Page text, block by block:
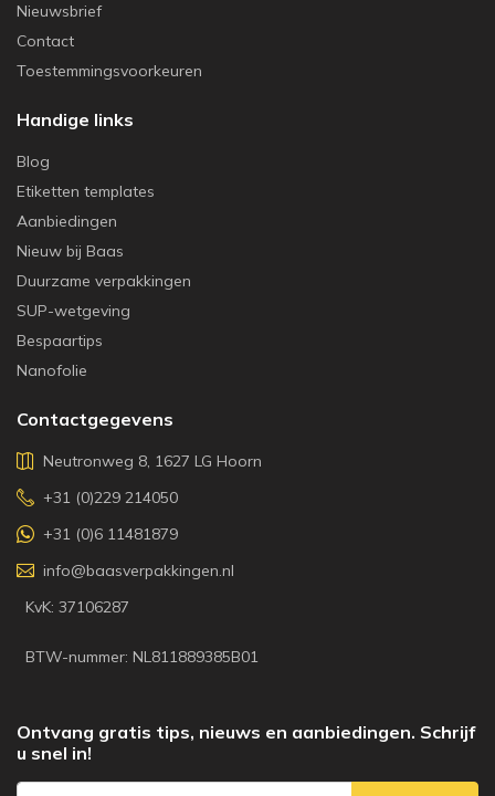
Nieuwsbrief
Contact
Toestemmingsvoorkeuren
Handige links
Blog
Etiketten templates
Aanbiedingen
Nieuw bij Baas
Duurzame verpakkingen
SUP-wetgeving
Bespaartips
Nanofolie
Contactgegevens
Neutronweg 8, 1627 LG Hoorn
+31 (0)229 214050
+31 (0)6 11481879
info@baasverpakkingen.nl
KvK: 37106287
BTW-nummer: NL811889385B01
Ontvang gratis tips, nieuws en aanbiedingen. Schrijf
u snel in!